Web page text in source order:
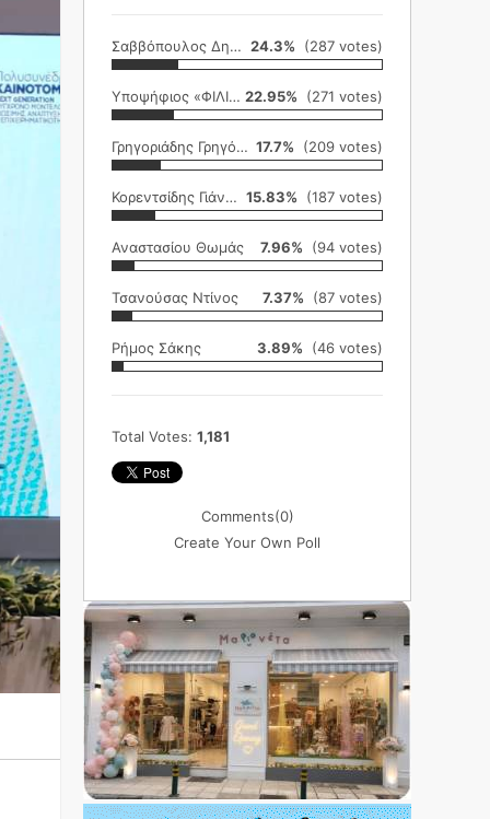
Σαββόπουλος Δημήτρης 24.3% (287 votes)
Υποψήφιος «ΦΙΛΙΚΗ ΕΤΑΙΡΕΙΑ» 22.95% (271 votes)
Γρηγοριάδης Γρηγόρης 17.7% (209 votes)
Κορεντσίδης Γιάννης 15.83% (187 votes)
Αναστασίου Θωμάς 7.96% (94 votes)
Τσανούσας Ντίνος 7.37% (87 votes)
Ρήμος Σάκης 3.89% (46 votes)
Total Votes: 1,181
Comments(0)
Create Your Own Poll